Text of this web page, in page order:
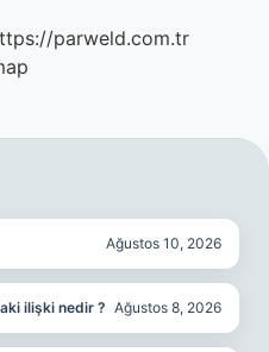
parweld.com.tr
Ağustos 10, 2026
ilişki nedir ? Ağustos 8, 2026